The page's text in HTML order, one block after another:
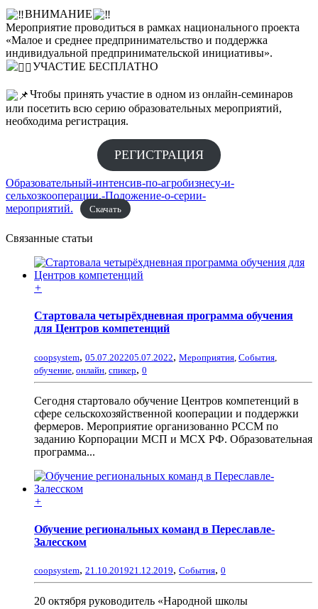
ВНИМАНИЕ
Мероприятие проводиться в рамках национального проекта
«Малое и среднее предпринимательство и поддержка
индивидуальной предпринимательской инициативы».
УЧАСТИЕ БЕСПЛАТНО
Чтобы принять участие в одном из онлайн-семинаров
или посетить всю серию образовательных мероприятий,
необходима регистрация.
РЕГИСТРАЦИЯ
Образовательный-интенсив-по-агробизнесу-и-
сельхозкооперации.-Положение-о-серии-
мероприятий.
Скачать
Связанные статьи
+
Стартовала четырёхдневная программа обучения
для Центров компетенций
coopsystem, 05.07.202205.07.2022, Мероприятия События
обучение онлайн спикер, 0
Сегодня стартовало обучение Центров компетенций в
сфере сельскохозяйственной кооперации и поддержки
фермеров. Мероприятие организованно РССМ по
заданию Корпорации МСП и МСХ РФ. Образовательная
программа...
+
Обучение региональных команд в Переславле-
Залесском
coopsystem, 21.10.201921.12.2019, События, 0
20 октября руководитель «Народной школы